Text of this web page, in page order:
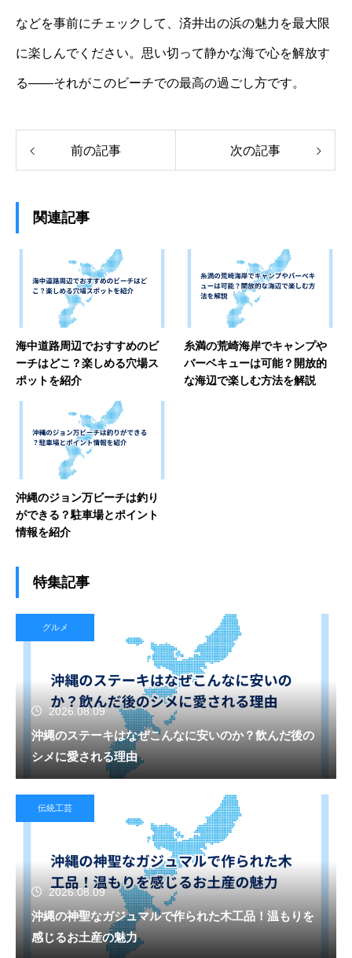
などを事前にチェックして、済井出の浜の魅力を最大限
に楽しんでください。思い切って静かな海で心を解放す
る――それがこのビーチでの最高の過ごし方です。
前の記事 次の記事
関連記事
海中道路周辺でおすすめのビ
ーチはどこ？楽しめる穴場ス
ポットを紹介
糸満の荒崎海岸でキャンプや
バーベキューは可能？開放的
な海辺で楽しむ方法を解説
沖縄のジョン万ビーチは釣り
ができる？駐車場とポイント
情報を紹介
特集記事
グルメ
2026.08.09
沖縄のステーキはなぜこんなに安いのか？飲んだ後の
シメに愛される理由
伝統工芸
2026.08.09
沖縄の神聖なガジュマルで作られた木工品！温もりを
感じるお土産の魅力